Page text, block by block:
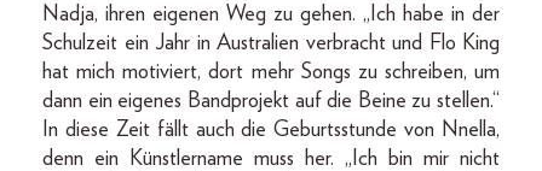
Nadja, ihren eigenen Weg zu gehen. „Ich habe in der
Schulzeit ein Jahr in Australien verbracht und Flo King
hat mich motiviert, dort mehr Songs zu schreiben, um
dann ein eigenes Bandprojekt auf die Beine zu stellen.“
In diese Zeit fällt auch die Geburtsstunde von Nnella,
denn ein Künstlername muss her. „Ich bin mir nicht